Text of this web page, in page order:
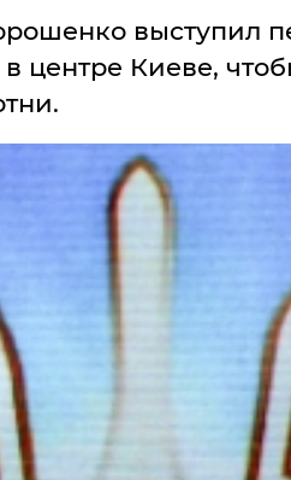
выступил
центре Киеве,